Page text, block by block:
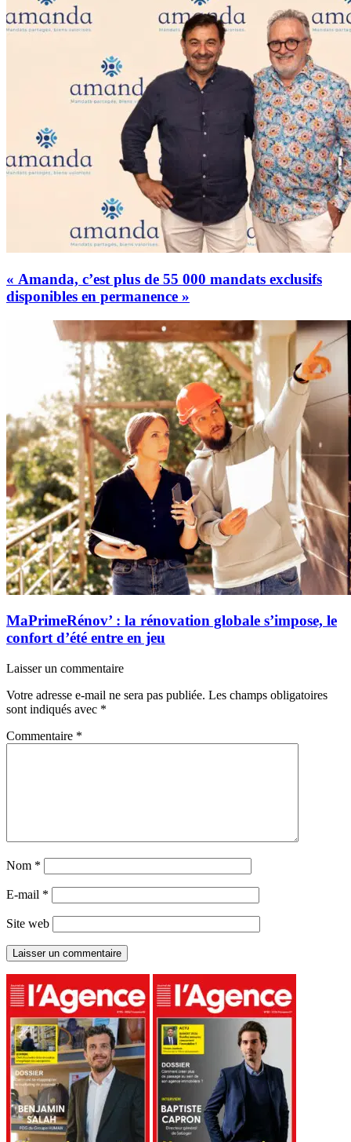
« Amanda, c’est plus de 55 000 mandats exclusifs
disponibles en permanence »
MaPrimeRénov’ : la rénovation globale s’impose, le
confort d’été entre en jeu
Laisser un commentaire
Votre adresse e-mail ne sera pas publiée. Les champs obligatoires
sont indiqués avec *
Commentaire *
Nom *
E-mail *
Site web